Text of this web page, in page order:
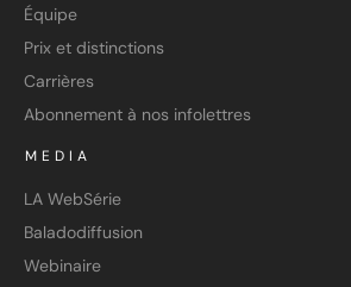
Équipe
Prix et distinctions
Carrières
Abonnement à nos infolettres
MEDIA
LA WebSérie
Baladodiffusion
Webinaire